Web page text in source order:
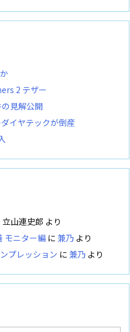
2 テザー
見解公開
イヤテックが倒産
立山連史郎 より
モニター編 に 兼乃 より
プレッション に 兼乃 より